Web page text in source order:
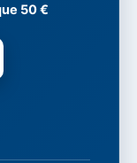
50 €